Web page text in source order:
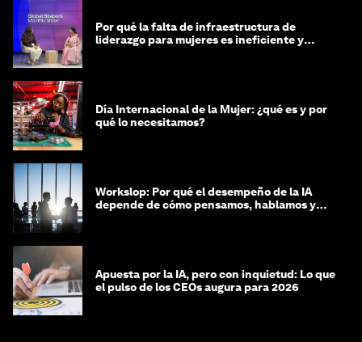
Por qué la falta de infraestructura de
liderazgo para mujeres es ineficiente y
Día Internacional de la Mujer: ¿qué es y por
qué lo necesitamos?
Workslop: Por qué el desempeño de la IA
depende de cómo pensamos, hablamos y
Apuesta por la IA, pero con inquietud: Lo que
el pulso de los CEOs augura para 2026